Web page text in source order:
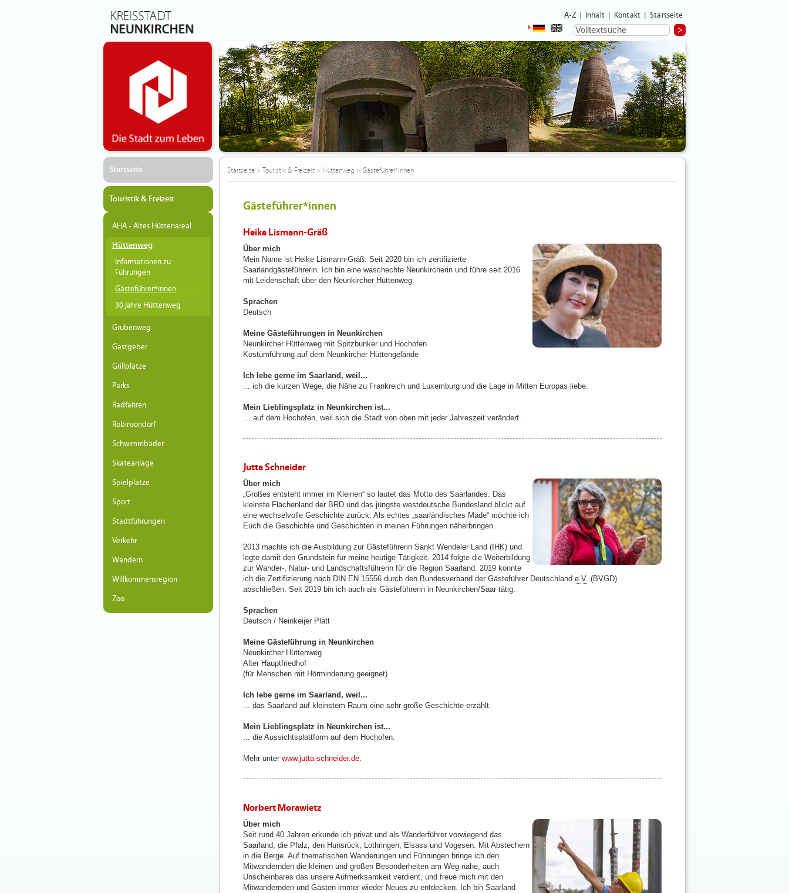
A-Z Inhalt Kontakt Startseite
Startseite
Touristik & Freizeit
AHA - Altes Hüttenareal
Hüttenweg
Informationen zu
Führungen
Gästeführer*innen
30 Jahre Hüttenweg
Grubenweg
Gastgeber
Grillplätze
Parks
Radfahren
Robinsondorf
Schwimmbäder
Skateanlage
Spielplätze
Sport
Stadtführungen
Verkehr
Wandern
Willkommensregion
Zoo
Startseite> Touristik & Freizeit> Hüttenweg > Gästeführer*innen
Gästeführer*innen
Heike Lismann-Gräß
Über mich
Mein Name ist Heike Lismann-Gräß. Seit 2020 bin ich zertifizierte
Saarlandgästeführerin. Ich bin eine waschechte Neunkircherin und führe seit 2016
mit Leidenschaft über den Neunkircher Hüttenweg.
Sprachen
Deutsch
Meine Gästeführungen in Neunkirchen
Neunkircher Hüttenweg mit Spitzbunker und Hochofen
Kostümführung auf dem Neunkircher Hüttengelände
Ich lebe gerne im Saarland, weil...
... ich die kurzen Wege, die Nähe zu Frankreich und Luxemburg und die Lage in Mitten Europas liebe.
Mein Lieblingsplatz in Neunkirchen ist...
… auf dem Hochofen, weil sich die Stadt von oben mit jeder Jahreszeit verändert.
Jutta Schneider
Über mich
„Großes entsteht immer im Kleinen“ so lautet das Motto des Saarlandes. Das
kleinste Flächenland der BRD und das jüngste westdeutsche Bundesland blickt auf
eine wechselvolle Geschichte zurück. Als echtes „saarländisches Mäde“ möchte ich
Euch die Geschichte und Geschichten in meinen Führungen näherbringen.
2013 machte ich die Ausbildung zur Gästeführerin Sankt Wendeler Land (IHK) und
legte damit den Grundstein für meine heutige Tätigkeit. 2014 folgte die Weiterbildung
zur Wander-, Natur- und Landschaftsführerin für die Region Saarland. 2019 konnte
ich die Zertifizierung nach DIN EN 15556 durch den Bundesverband der Gästeführer Deutschland e.V. (BVGD)
abschließen. Seit 2019 bin ich auch als Gästeführerin in Neunkirchen/Saar tätig.
Sprachen
Deutsch / Neinkeijer Platt
Meine Gästeführung in Neunkirchen
Neunkircher Hüttenweg
Alter Hauptfriedhof
(für Menschen mit Hörminderung geeignet)
Ich lebe gerne im Saarland, weil...
... das Saarland auf kleinstem Raum eine sehr große Geschichte erzählt.
Mein Lieblingsplatz in Neunkirchen ist...
... die Aussichtsplattform auf dem Hochofen.
Mehr unter www.jutta-schneider.de.
Norbert Morawietz
Über mich
Seit rund 40 Jahren erkunde ich privat und als Wanderführer vorwiegend das
Saarland, die Pfalz, den Hunsrück, Lothringen, Elsass und Vogesen. Mit Abstechern
in die Berge. Auf thematischen Wanderungen und Führungen bringe ich den
Mitwandernden die kleinen und großen Besonderheiten am Weg nahe, auch
Unscheinbares das unsere Aufmerksamkeit verdient, und freue mich mit den
Mitwandernden und Gästen immer wieder Neues zu entdecken. Ich bin Saarland